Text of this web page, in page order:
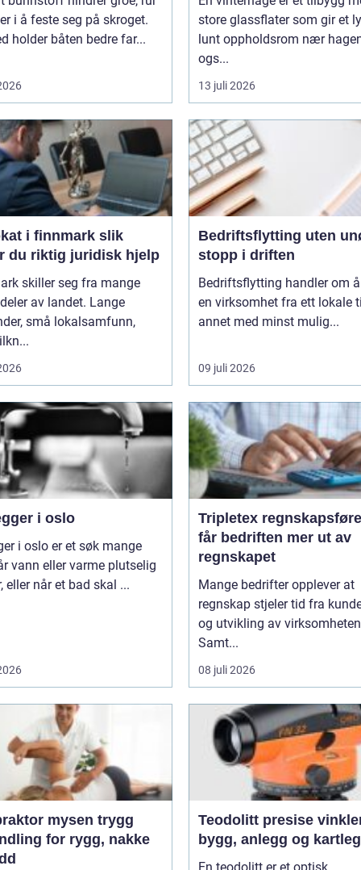
i å feste seg på skroget.
holder båten bedre far...
store glassflater som gir et
lunt oppholdsrom nær
ogs...
13 juli 2026
i finnmark slik
du riktig juridisk hjelp
skiller seg fra mange
av landet. Lange
små lokalsamfunn,
Bedriftsflytting uten
stopp i driften
Bedriftsflytting handler om
en virksomhet fra ett lokale
annet med minst mulig...
09 juli 2026
i oslo
i oslo er et søk mange
vann eller varme plutselig
eller når et bad skal ...
Tripletex regnskapsfører
får bedriften mer ut av
regnskapet
Mange bedrifter opplever at
regnskap stjeler tid fra
og utvikling av
Samt...
08 juli 2026
mysen trygg
for rygg, nakke
Teodolitt presise vinkler for
bygg, anlegg og